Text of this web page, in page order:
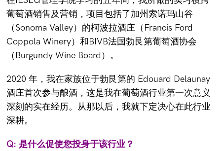
葡萄酒销售及营销，项目包括了加州索诺玛山谷
（Sonoma Valley）的柯波拉酒庄（Francis Ford
Coppola Winery）和BIVB法国勃艮第葡萄酒协会
（Burgundy Wine Board）。
2020 年，我在家族位于勃艮第的 Edouard Delaunay
酒庄首次参与酿酒，这是我在葡萄酒行业第一次意义
深刻的实在经历。从那以后，我就下定决心在此行业
深耕。
Q: 是什么促使您投身于该行业？